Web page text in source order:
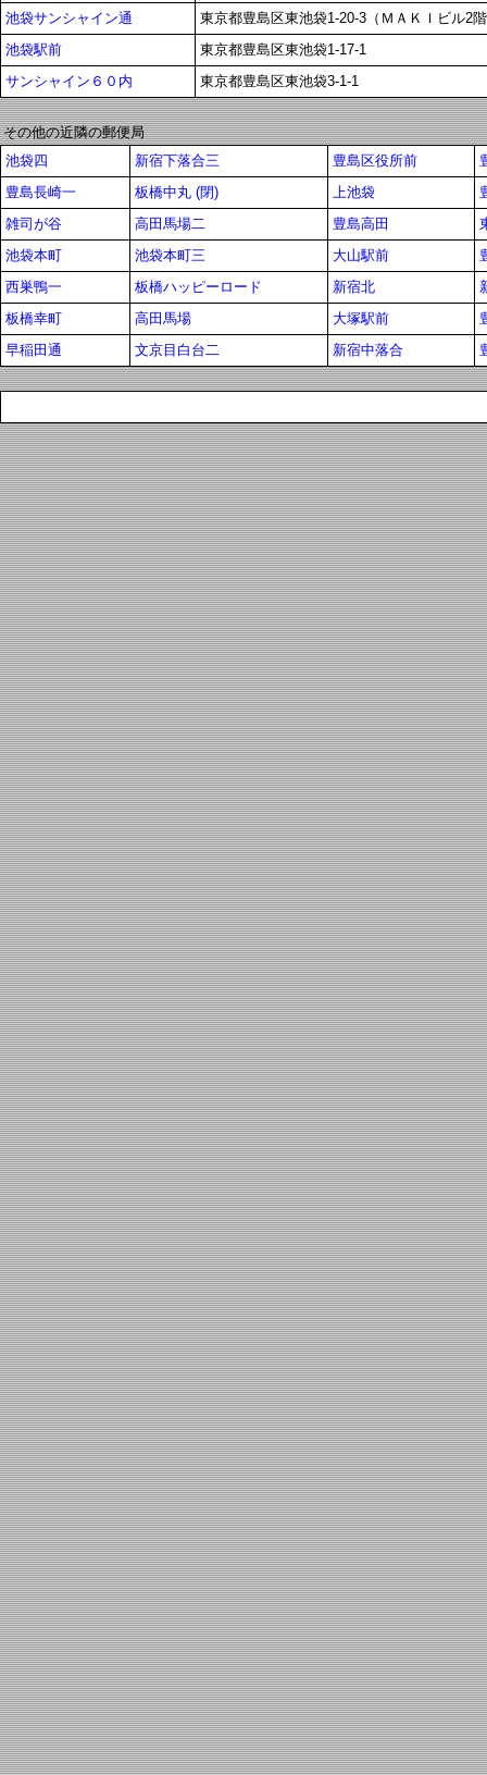
池袋サンシャイン通
東京都豊島区東池袋1-20-3（ＭＡＫＩビル2
池袋駅前
東京都豊島区東池袋1-17-1
サンシャイン６０内
東京都豊島区東池袋3-1-1
その他の近隣の郵便局
池袋四
新宿下落合三 豊島区役所前
豊島長崎一
板橋中丸 (閉) 上池袋
雑司が谷
高田馬場二 豊島高田
池袋本町
池袋本町三 大山駅前
西巣鴨一
板橋ハッピーロード 新宿北
板橋幸町
高田馬場 大塚駅前
早稲田通
文京目白台二 新宿中落合